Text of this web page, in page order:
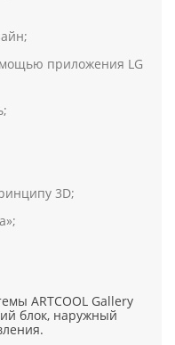
приложения LG
3D;
ARTCOOL Gallery
блок, наружный